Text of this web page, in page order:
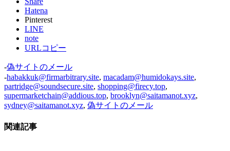
Hatena
Pinterest
LINE
note
URLコピー
-偽サイトのメール
-habakkuk@firmarbitrary.site, macadam@humidokays.site,
partridge@soundsecure.site, shopping@firecy.top,
supermarketchain@addious.top, brooklyn@saitamanot.xyz,
sydney@saitamanot.xyz, 偽サイトのメール
関連記事